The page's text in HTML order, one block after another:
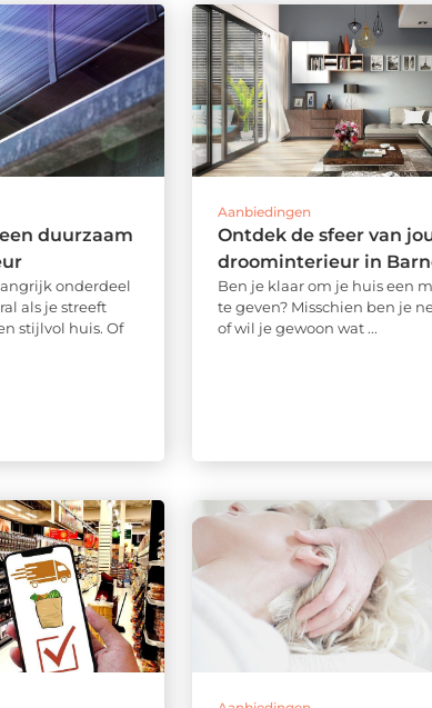
duurzaam
onderdeel
als je streeft
stijlvol huis. Of
Aanbiedingen
Ontdek de sfeer van
droominterieur in
Ben je klaar om je huis een
te geven? Misschien ben je
of wil je gewoon wat ...